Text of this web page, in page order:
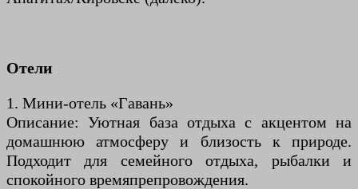
Отели
1. Мини-отель «Гавань»
Описание: Уютная база отдыха с акцентом на
домашнюю атмосферу и близость к природе.
Подходит для семейного отдыха, рыбалки и
спокойного времяпрепровождения.